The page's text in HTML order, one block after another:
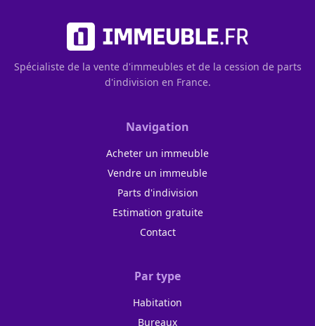
Spécialiste de la vente d'immeubles et de la cession de parts
d'indivision en France.
Navigation
Acheter un immeuble
Vendre un immeuble
Parts d'indivision
Estimation gratuite
Contact
Par type
Habitation
Bureaux